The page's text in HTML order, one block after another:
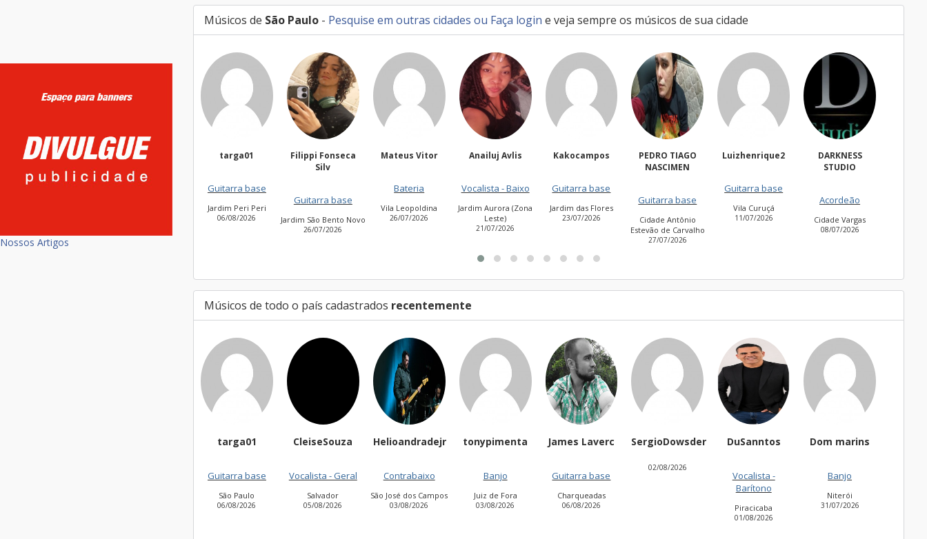
Nossos Artigos
Músicos de São Paulo - Pesquise em outras cidades ou Faça login e veja sempre os músicos de sua cidade
targa01
Guitarra base
Jardim Peri Peri
06/08/2026
Filippi Fonseca
Silv
Guitarra base
Jardim São Bento Novo
26/07/2026
Mateus Vitor
Bateria
Vila Leopoldina
26/07/2026
Anailuj Avlis
Vocalista - Baixo
Jardim Aurora (Zona
Leste)
21/07/2026
Kakocampos
Guitarra base
Jardim das Flores
23/07/2026
PEDRO TIAGO
NASCIMEN
Guitarra base
Cidade Antônio
Estevão de Carvalho
27/07/2026
Luizhenrique2
Guitarra base
Vila Curuçá
11/07/2026
DARKNESS
STUDIO
Acordeão
Cidade Vargas
08/07/2026
Músicos de todo o país cadastrados recentemente
targa01
Guitarra base
São Paulo
06/08/2026
CleiseSouza
Vocalista - Geral
Salvador
05/08/2026
Helioandradejr
Contrabaixo
São José dos Campos
03/08/2026
tonypimenta
Banjo
Juiz de Fora
03/08/2026
James Laverc
Guitarra base
Charqueadas
06/08/2026
SergioDowsder
02/08/2026
DuSanntos
Vocalista -
Barítono
Piracicaba
01/08/2026
Dom marins
Banjo
Niterói
31/07/2026